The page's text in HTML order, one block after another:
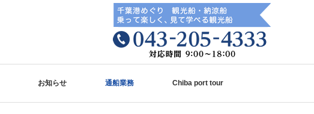
お知らせ 通船業務 Chiba port tour